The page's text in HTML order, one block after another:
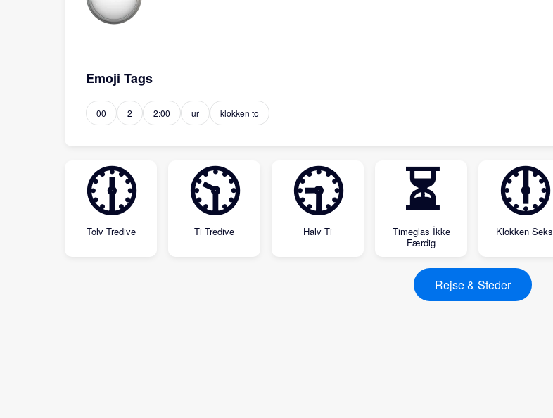
Emoji Tags
00 2 2:00 ur klokken to
🕧
Tolv Tredive
🕥
Ti Tredive
🕤
Halv Ti
⏳
Timeglas İkke
Færdig
🕕
Klokken Seks
Rejse & Steder